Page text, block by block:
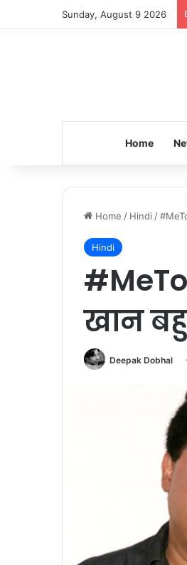
Sunday, August 9 2026
Home
Home / Hindi /
Hindi
खान
Deepak Dobhal